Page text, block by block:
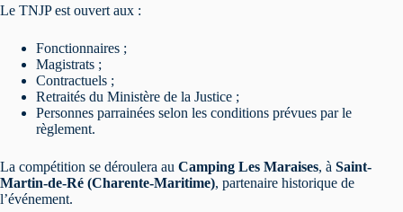
Le TNJP est ouvert aux :
Fonctionnaires ;
Magistrats ;
Contractuels ;
Retraités du Ministère de la Justice ;
Personnes parrainées selon les conditions prévues par le
règlement.
La compétition se déroulera au Camping Les Maraises, à Saint-
Martin-de-Ré (Charente-Maritime), partenaire historique de
l’événement.